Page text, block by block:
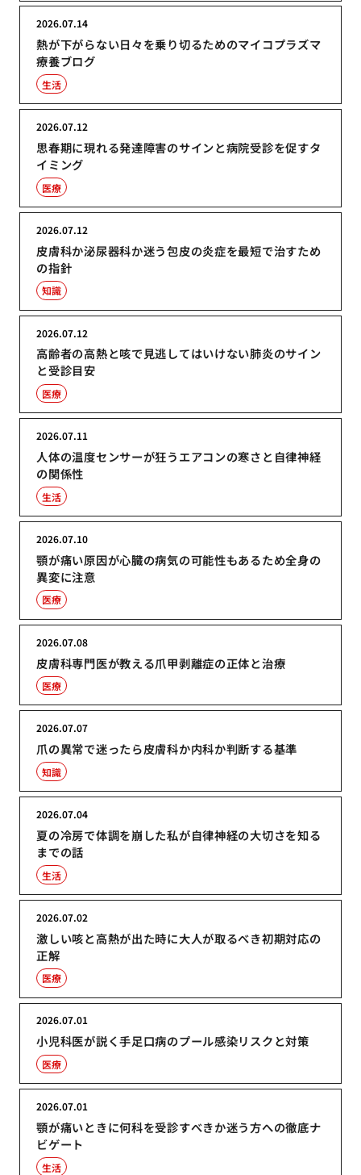
熱が下がらない日々を乗り切るためのマイコプラズマ
療養ブログ
2026.07.14
生活
思春期に現れる発達障害のサインと病院受診を促すタ
イミング
2026.07.12
医療
皮膚科か泌尿器科か迷う包皮の炎症を最短で治すため
の指針
2026.07.12
知識
高齢者の高熱と咳で見逃してはいけない肺炎のサイン
と受診目安
2026.07.12
医療
人体の温度センサーが狂うエアコンの寒さと自律神経
の関係性
2026.07.11
生活
顎が痛い原因が心臓の病気の可能性もあるため全身の
異変に注意
2026.07.10
医療
皮膚科専門医が教える爪甲剥離症の正体と治療
2026.07.08
医療
爪の異常で迷ったら皮膚科か内科か判断する基準
2026.07.07
知識
夏の冷房で体調を崩した私が自律神経の大切さを知る
までの話
2026.07.04
生活
激しい咳と高熱が出た時に大人が取るべき初期対応の
正解
2026.07.02
医療
小児科医が説く手足口病のプール感染リスクと対策
2026.07.01
医療
顎が痛いときに何科を受診すべきか迷う方への徹底ナ
ビゲート
2026.07.01
生活